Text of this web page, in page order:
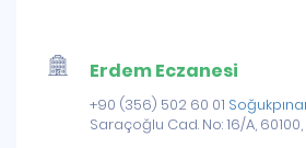
Erdem Eczanesi
+90 (356) 502 60 01
Saraçoğlu Cad. No: 16/A, 60100,